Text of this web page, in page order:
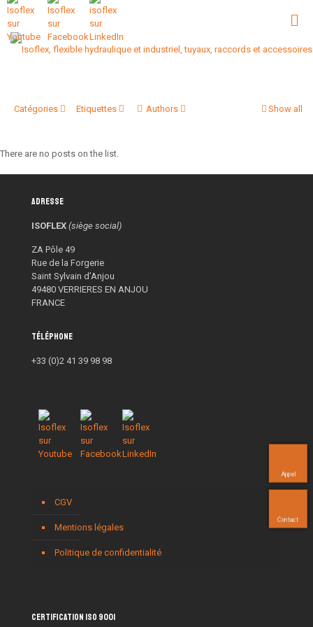
Catégories Etiquettes Authors Show all
There are no posts on the list.
Adresse
ISOFLEX (siège social)
ZA Pôle 49
Rue de la Forgerie
Saint Sylvain d’Anjou
49480 VERRIERES EN ANJOU
FRANCE
Téléphone
+33 (0)2 41 39 98 98
CGV
Mentions légales
Politique de confidentialité
Certification ISO 9001
Appel
Contact